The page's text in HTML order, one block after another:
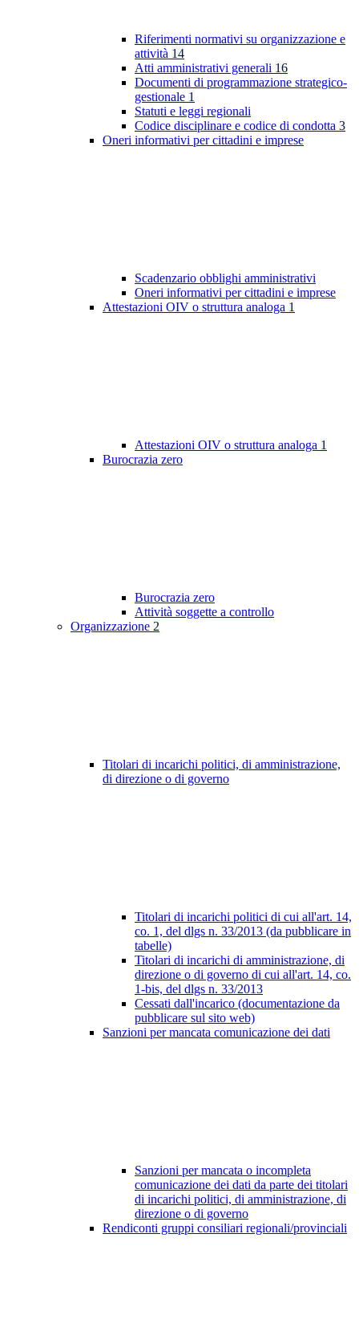
Riferimenti normativi su organizzazione e
attività 14
Atti amministrativi generali 16
Documenti di programmazione strategico-
gestionale 1
Statuti e leggi regionali
Codice disciplinare e codice di condotta 3
Oneri informativi per cittadini e imprese
Scadenzario obblighi amministrativi
Oneri informativi per cittadini e imprese
Attestazioni OIV o struttura analoga 1
Attestazioni OIV o struttura analoga 1
Burocrazia zero
Burocrazia zero
Attività soggette a controllo
Organizzazione 2
Titolari di incarichi politici, di amministrazione,
di direzione o di governo
Titolari di incarichi politici di cui all'art. 14,
co. 1, del dlgs n. 33/2013 (da pubblicare in
tabelle)
Titolari di incarichi di amministrazione, di
direzione o di governo di cui all'art. 14, co.
1-bis, del dlgs n. 33/2013
Cessati dall'incarico (documentazione da
pubblicare sul sito web)
Sanzioni per mancata comunicazione dei dati
Sanzioni per mancata o incompleta
comunicazione dei dati da parte dei titolari
di incarichi politici, di amministrazione, di
direzione o di governo
Rendiconti gruppi consiliari regionali/provinciali